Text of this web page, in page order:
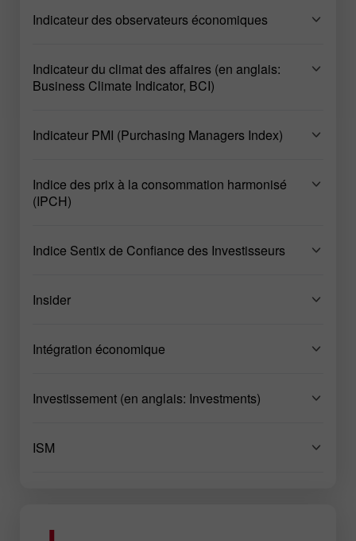
Indicateur des observateurs économiques
Indicateur du climat des affaires (en anglais:
Business Climate Indicator, BCI)
Indicateur PMI (Purchasing Managers Index)
Indice des prix à la consommation harmonisé
(IPCH)
Indice Sentix de Confiance des Investisseurs
Insider
Intégration économique
Investissement (en anglais: Investments)
ISM